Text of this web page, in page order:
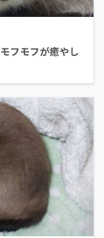
フモフが癒やし